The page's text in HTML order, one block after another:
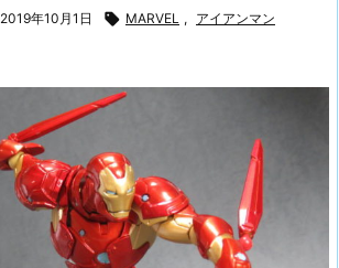
2019年10月1日  MARVEL , アイアンマン